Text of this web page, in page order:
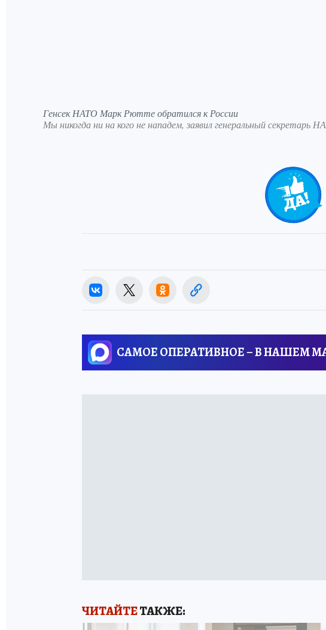
Генсек НАТО Марк Рютте обратился к России
Мы никогда ни на кого не нападем, заявил генеральный
САМОЕ ОПЕРАТИВНОЕ – В НАШЕМ
ЧИТАЙТЕТАКЖЕ: